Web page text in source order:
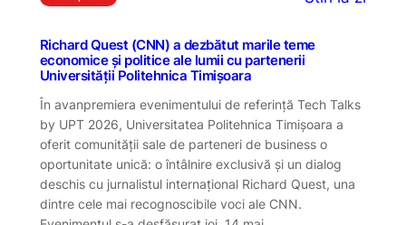
Richard Quest (CNN) a dezbătut marile teme
economice și politice ale lumii cu partenerii
Universității Politehnica Timișoara
În avanpremiera evenimentului de referință Tech Talks
by UPT 2026, Universitatea Politehnica Timișoara a
oferit comunității sale de parteneri de business o
oportunitate unică: o întâlnire exclusivă și un dialog
deschis cu jurnalistul internațional Richard Quest, una
dintre cele mai recognoscibile voci ale CNN.